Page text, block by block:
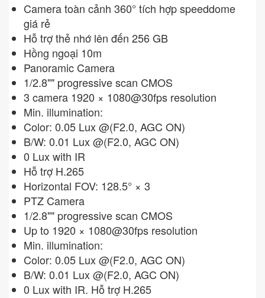
Camera toàn cảnh 360° tích hợp speeddome
giá rẻ
Hỗ trợ thẻ nhớ lên đến 256 GB
Hồng ngoại 10m
Panoramic Camera
1/2.8"" progressive scan CMOS
3 camera 1920 × 1080@30fps resolution
Min. illumination:
Color: 0.05 Lux @(F2.0, AGC ON)
B/W: 0.01 Lux @(F2.0, AGC ON)
0 Lux with IR
Hỗ trợ H.265
Horizontal FOV: 128.5° × 3
PTZ Camera
1/2.8"" progressive scan CMOS
Up to 1920 × 1080@30fps resolution
Min. illumination:
Color: 0.05 Lux @(F2.0, AGC ON)
B/W: 0.01 Lux @(F2.0, AGC ON)
0 Lux with IR. Hỗ trợ H.265